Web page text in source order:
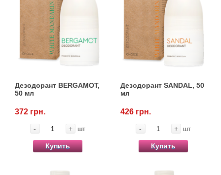
Дезодорант BERGAMOT,
50 мл
372 грн.
- + шт
Купить
Дезодорант SANDAL, 50
мл
426 грн.
- + шт
Купить